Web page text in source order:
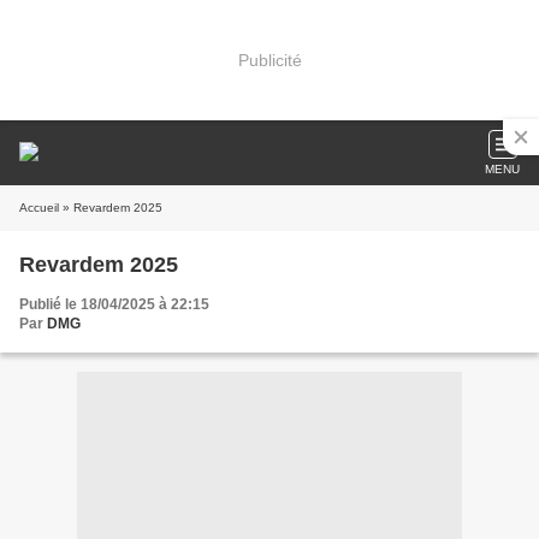
Publicité
MENU
Accueil » Revardem 2025
Revardem 2025
Publié le 18/04/2025 à 22:15
Par DMG